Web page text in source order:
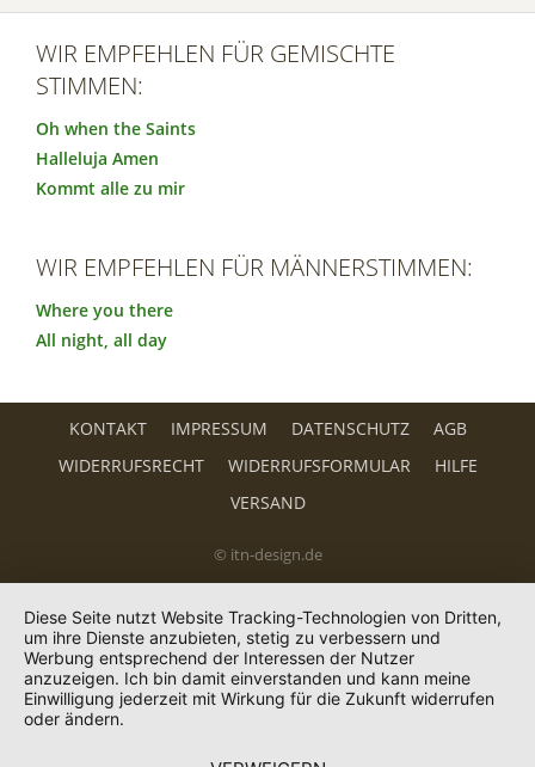
WIR EMPFEHLEN FÜR GEMISCHTE
STIMMEN:
Oh when the Saints
Halleluja Amen
Kommt alle zu mir
WIR EMPFEHLEN FÜR MÄNNERSTIMMEN:
Where you there
All night, all day
KONTAKT IMPRESSUM DATENSCHUTZ
AGB
WIDERRUFSRECHT
WIDERRUFSFORMULAR
HILFE
VERSAND
© itn-design.de
Diese Seite nutzt Website Tracking-Technologien von Dritten,
um ihre Dienste anzubieten, stetig zu verbessern und
Werbung entsprechend der Interessen der Nutzer
anzuzeigen. Ich bin damit einverstanden und kann meine
Einwilligung jederzeit mit Wirkung für die Zukunft widerrufen
oder ändern.